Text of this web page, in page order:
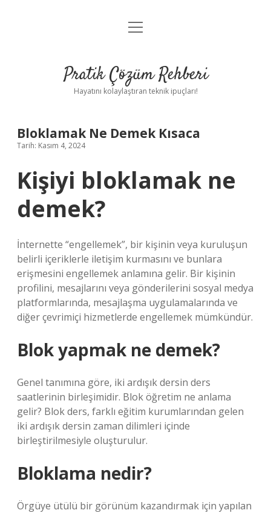
Anasayfa
Yasal Uyarı
menüyü
Pratik Çözüm Rehberi
Hayatını kolaylaştıran teknik ipuçları!
Bloklamak Ne Demek Kısaca
Tarih: Kasım 4, 2024
Kişiyi bloklamak ne
demek?
İnternette “engellemek”, bir kişinin veya kuruluşun
belirli içeriklerle iletişim kurmasını ve bunlara
erişmesini engellemek anlamına gelir. Bir kişinin
profilini, mesajlarını veya gönderilerini sosyal medya
platformlarında, mesajlaşma uygulamalarında ve
diğer çevrimiçi hizmetlerde engellemek mümkündür.
Blok yapmak ne demek?
Genel tanımına göre, iki ardışık dersin ders
saatlerinin birleşimidir. Blok öğretim ne anlama
gelir? Blok ders, farklı eğitim kurumlarından gelen
iki ardışık dersin zaman dilimleri içinde
birleştirilmesiyle oluşturulur.
Bloklama nedir?
Örgüye ütülü bir görünüm kazandırmak için yapılan